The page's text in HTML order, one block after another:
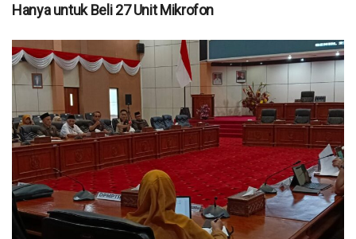
Hanya untuk Beli 27 Unit Mikrofon